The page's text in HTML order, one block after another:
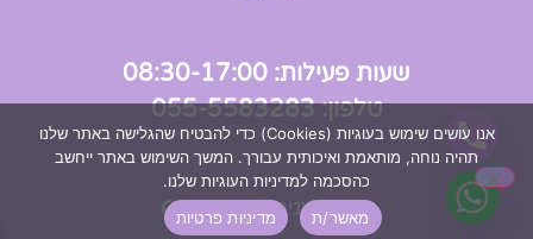
שעות פעילות: 08:30-17:00
טלפון: 055-5583283
שיווק דיגיטלי -Go Top
אנו עושים שימוש בעוגיות (Cookies) כדי להבטיח שהגלישה באתר שלנו
תהיה נוחה, מותאמת ואיכותית עבורך. המשך השימוש באתר ייחשב
כהסכמה למדיניות העוגיות שלנו.
מאשר/ת
מדיניות פרטיות